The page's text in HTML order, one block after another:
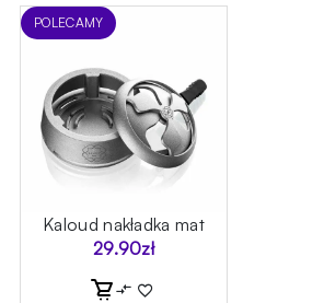
POLECAMY
Kaloud nakładka mat
29.90zł